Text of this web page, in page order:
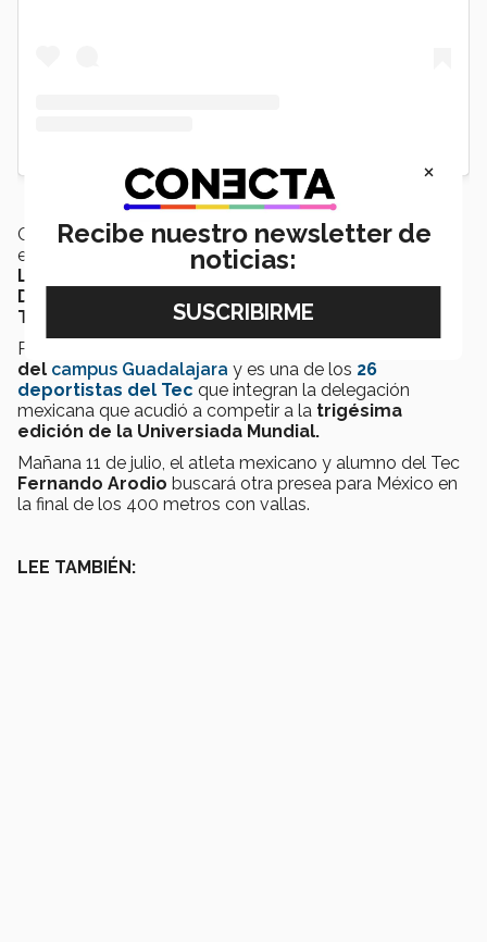
Con la victoria asegurada, la estudiante del Tec podrá
enfocarse de lleno en losJuegos Panamericanos de
Lima 2019, en Perú
; el Campeonato Mundial de
Doha 2019, en Qatar
Tokio 2020, en Japón.
Paola es estudiante de
del campus Guadalajara y es una de los 26
deportistas del Tec que integran la delegación
mexicana que acudió a competir a la trigésima
edición de la Universiada Mundial.
Mañana 11 de julio, el atleta mexicano y alumno del Tec
Fernando Arodio buscará otra presea para México en
la final de los 400 metros con vallas.
LEE TAMBIÉN:
×
Recibe nuestro newsletter de
noticias: